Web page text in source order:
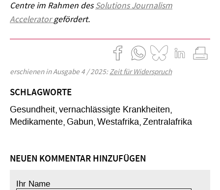
Centre im Rahmen desSolutions Journalism
Acceleratorgefördert.
erschienen in Ausgabe 4 / 2025:Zeit für Widerspruch
SCHLAGWORTE
Gesundheit vernachlässigte Krankheiten
Medikamente Gabun Westafrika Zentralafrika
NEUEN KOMMENTAR HINZUFÜGEN
Ihr Name